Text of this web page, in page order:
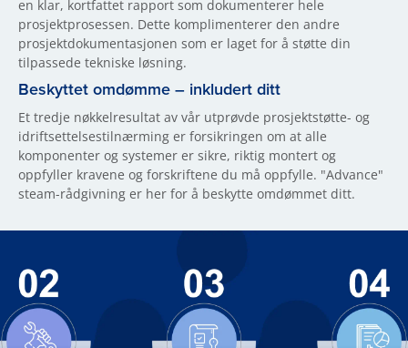
en klar, kortfattet rapport som dokumenterer hele
prosjektprosessen. Dette komplimenterer den andre
prosjektdokumentasjonen som er laget for å støtte din
tilpassede tekniske løsning.
Beskyttet omdømme – inkludert ditt
Et tredje nøkkelresultat av vår utprøvde prosjektstøtte- og
idriftsettelsestilnærming er forsikringen om at alle
komponenter og systemer er sikre, riktig montert og
oppfyller kravene og forskriftene du må oppfylle. "Advance"
steam-rådgivning er her for å beskytte omdømmet ditt.